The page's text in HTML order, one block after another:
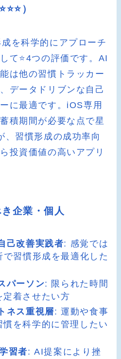
）
を科学的にアプローチ
て⭐️4つの評価です。AI
は他の習慣トラッカー
データドリブンな自己
に最適です。iOS専用
積期間が必要な点で星
、習慣形成の成功率向
投資価値の高いアプリ
企業・個人
己改善実践者: 感覚では
習慣形成を最適化した
パーソン: 限られた時間
定着させたい方
ネス重視層: 運動や食事
を科学的に管理したい
習者: AI提案により挫